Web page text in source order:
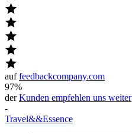
auffeedbackcompany.com
97%
derKunden empfehlen uns weiter
-
Travel&&Essence